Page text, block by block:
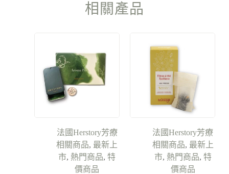
相關產品
法國Herstory芳療
相關商品, 最新上
市, 熱門商品,特
價商品
法國Herstory芳療
相關商品, 最新上
市, 熱門商品, 特
價商品